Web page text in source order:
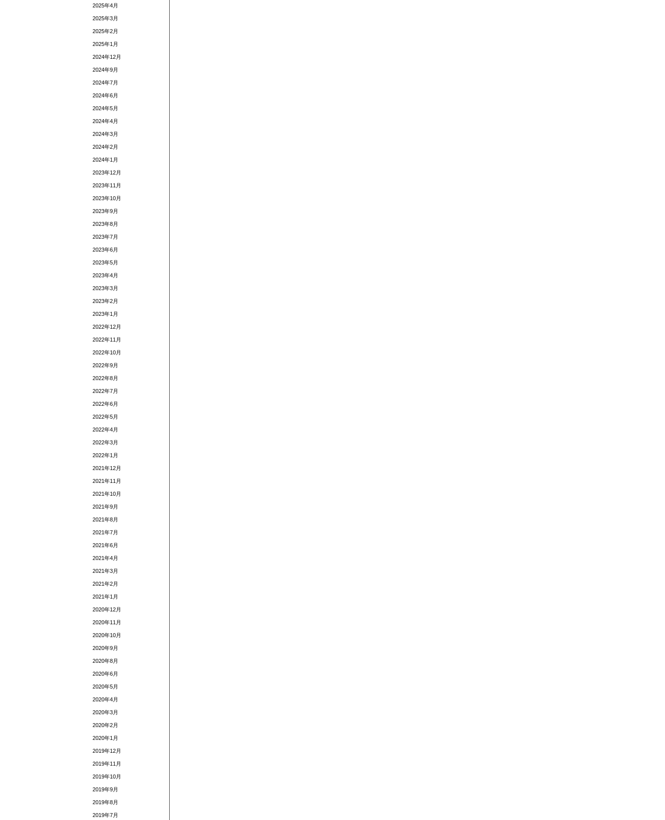
2025年4月
2025年3月
2025年2月
2025年1月
2024年12月
2024年9月
2024年7月
2024年6月
2024年5月
2024年4月
2024年3月
2024年2月
2024年1月
2023年12月
2023年11月
2023年10月
2023年9月
2023年8月
2023年7月
2023年6月
2023年5月
2023年4月
2023年3月
2023年2月
2023年1月
2022年12月
2022年11月
2022年10月
2022年9月
2022年8月
2022年7月
2022年6月
2022年5月
2022年4月
2022年3月
2022年1月
2021年12月
2021年11月
2021年10月
2021年9月
2021年8月
2021年7月
2021年6月
2021年4月
2021年3月
2021年2月
2021年1月
2020年12月
2020年11月
2020年10月
2020年9月
2020年8月
2020年6月
2020年5月
2020年4月
2020年3月
2020年2月
2020年1月
2019年12月
2019年11月
2019年10月
2019年9月
2019年8月
2019年7月